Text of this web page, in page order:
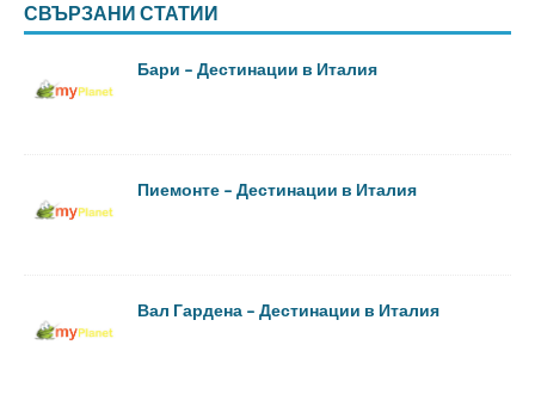
СВЪРЗАНИ СТАТИИ
Бари – Дестинации в Италия
Пиемонте – Дестинации в Италия
Вал Гардена – Дестинации в Италия